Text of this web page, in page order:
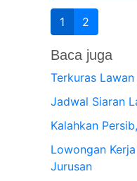
1 2
Baca juga
Terkuras
Jadwal Siaran
Kalahkan
Lowongan
Jurusan